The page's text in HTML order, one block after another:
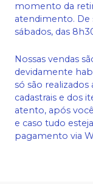
momento da
atendimento. De
sábados, das
Nossas vendas
devidamente
só são
cadastrais e dos
atento, após
e caso tudo
pagamento via